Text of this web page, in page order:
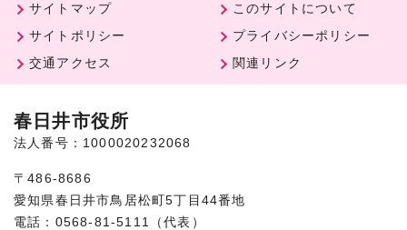
サイトマップ
このサイトについて
サイトポリシー
プライバシーポリシー
交通アクセス
関連リンク
春日井市役所
法人番号：1000020232068
〒486-8686
愛知県春日井市鳥居松町5丁目44番地
電話：0568-81-5111（代表）